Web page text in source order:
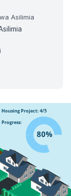
Asilimia